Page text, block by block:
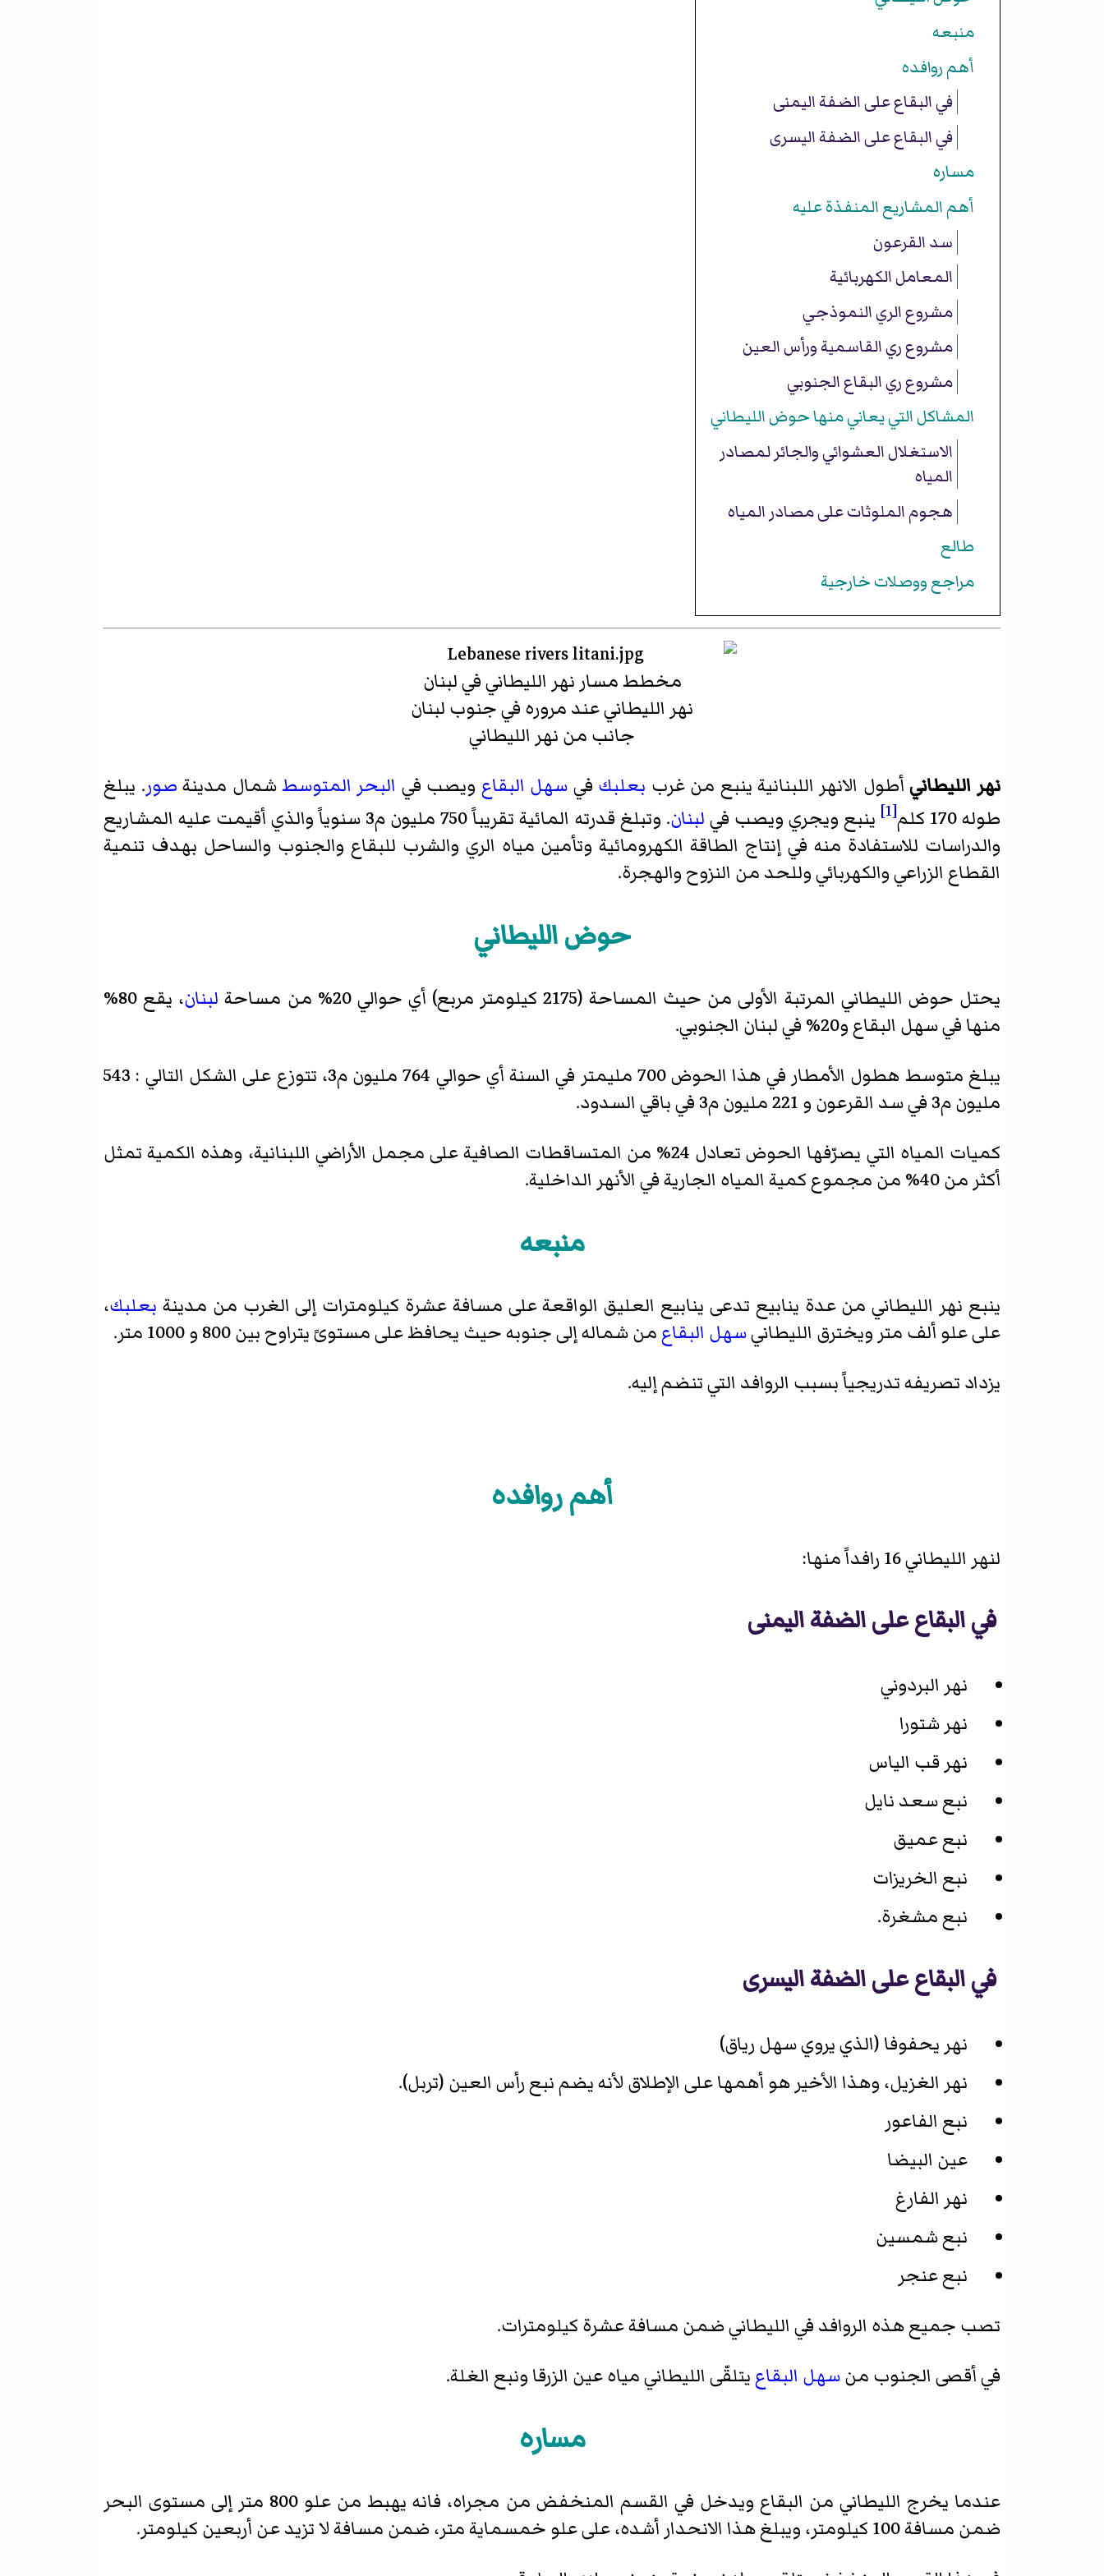
منبعه
أهم روافده
في البقاع على الضفة اليمنى
في البقاع على الضفة اليسرى
مساره
أهم المشاريع المنفذة عليه
سد القرعون
المعامل الكهربائية
مشروع الري النموذجي
مشروع ري القاسمية ورأس العين
مشروع ري البقاع الجنوبي
المشاكل التي يعاني منها حوض الليطاني
الاستغلال العشوائي والجائر لمصادر
المياه
هجوم الملوثات على مصادر المياه
طالع
مراجع ووصلات خارجية
مخطط مسار نهر الليطاني في لبنان
نهر الليطاني عند مروره في جنوب لبنان
جانب من نهر الليطاني
نهر الليطانيأطول الانهر اللبنانية ينبع من غرب بعلبك في سهل البقاع ويصب في البحر المتوسطشمال مدينة صور. يبلغ
طوله 170 كلم
[1] ينبع ويجري ويصب في لبنان
. وتبلغ قدرته المائية تقريباً 750 مليون م3 سنوياً والذي أقيمت عليه المشاريع
والدراسات للاستفادة منه في إنتاج الطاقة الكهرومائية وتأمين مياه الري والشرب للبقاع والجنوب والساحل بهدف تنمية
القطاع الزراعي والكهربائي وللحد من النزوح والهجرة.
حوض الليطاني
يحتل حوض الليطاني المرتبة الأولى من حيث المساحة (2175 كيلومتر مربع) أي حوالي 20% من مساحة لبنان
، يقع 80%
منها في سهل البقاع و20% في لبنان الجنوبي.
يبلغ متوسط هطول الأمطار في هذا الحوض 700 مليمتر في السنة أي حوالي 764 مليون م3، تتوزع على الشكل التالي : 543
مليون م3 في سد القرعون و 221 مليون م3 في باقي السدود.
كميات المياه التي يصرّفها الحوض تعادل 24% من المتساقطات الصافية على مجمل الأراضي اللبنانية، وهذه الكمية تمثل
أكثر من 40% من مجموع كمية المياه الجارية في الأنهر الداخلية.
منبعه
ينبع نهر الليطاني من عدة ينابيع تدعى ينابيع العليق الواقعة على مسافة عشرة كيلومترات إلى الغرب من مدينة بعلبك،
على علو ألف متر ويخترق الليطانيسهل البقاع من شماله إلى جنوبه حيث يحافظ على مستوىً يتراوح بين 800 و 1000 متر.
يزداد تصريفه تدريجياً بسبب الروافد التي تنضم إليه.
أهم روافده
لنهر الليطاني 16 رافداً منها:
في البقاع على الضفة اليمنى
نهر البردوني
نهر شتورا
نهر قب الياس
نبع سعد نايل
نبع عميق
نبع الخريزات
نبع مشغرة.
في البقاع على الضفة اليسرى
نهر يحفوفا (الذي يروي سهل رياق)
نهر الغزيل، وهذا الأخير هو أهمها على الإطلاق لأنه يضم نبع رأس العين (تربل).
نبع الفاعور
عين البيضا
نهر الفارغ
نبع شمسين
نبع عنجر
تصب جميع هذه الروافد في الليطاني ضمن مسافة عشرة كيلومترات.
في أقصى الجنوب منسهل البقاع يتلقّى الليطاني مياه عين الزرقا ونبع الغلة.
مساره
عندما يخرج الليطاني من البقاع ويدخل في القسم المنخفض من مجراه، فانه يهبط من علو 800 متر إلى مستوى البحر
ضمن مسافة 100 كيلومتر، ويبلغ هذا الانحدار أشده، على علو خمسماية متر، ضمن مسافة لا تزيد عن أربعين كيلومتر.